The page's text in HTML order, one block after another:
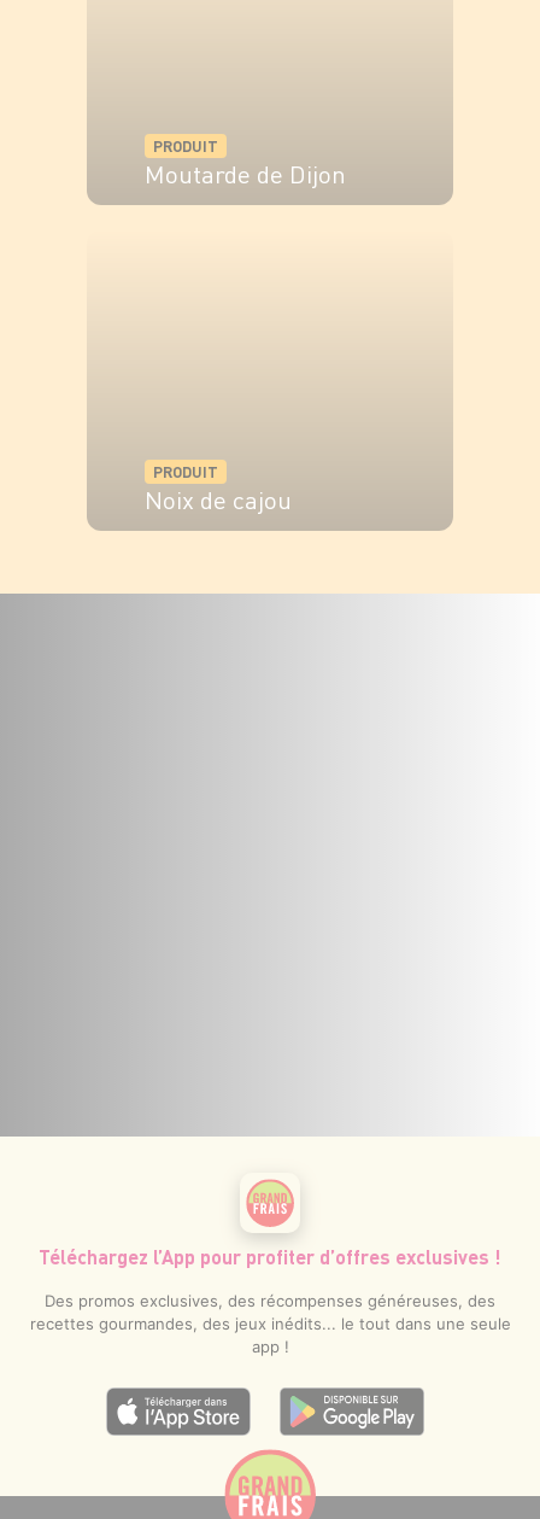
PRODUIT
Moutarde de Dijon
PRODUIT
Noix de cajou
Téléchargez l’App pour profiter d’offres exclusives !
Des promos exclusives, des récompenses généreuses, des
recettes gourmandes, des jeux inédits... le tout dans une seule
app !